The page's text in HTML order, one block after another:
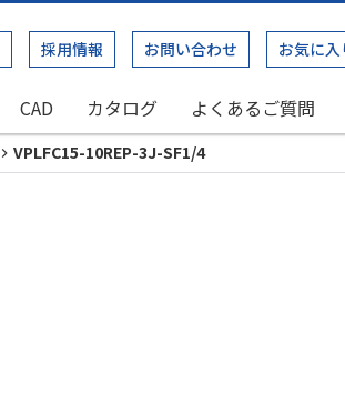
採用情報 お問い合わせ お気に入
CAD カタログ よくあるご質問
VPLFC15-10REP-3J-SF1/4